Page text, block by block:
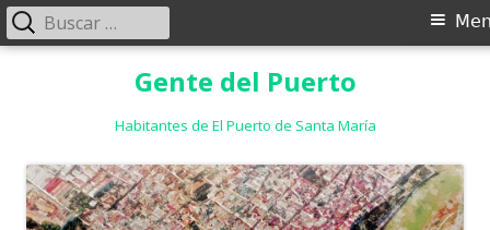
Gente del Puerto
Habitantes de El Puerto de Santa María
Menú
Buscar: